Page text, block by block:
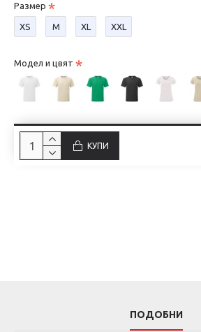
Размер
XS М XL XXL
Модел и цвят
КУПИ
ПОДОБНИ